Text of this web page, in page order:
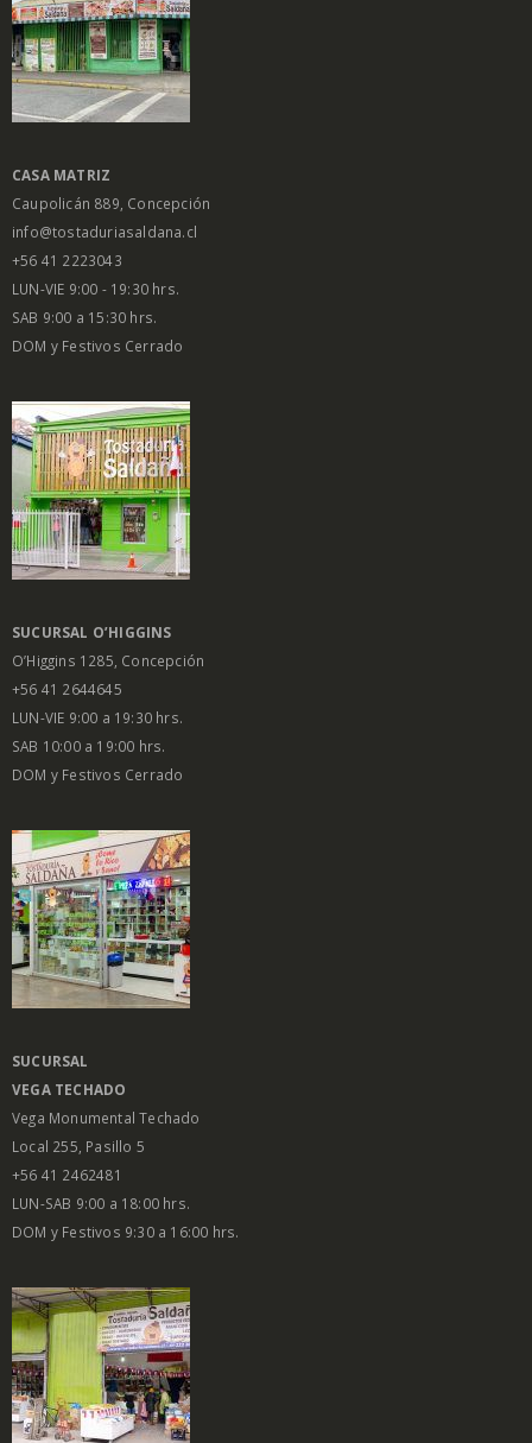
CASA MATRIZ
Caupolicán 889, Concepción
info@tostaduriasaldana.cl
+56 41 2223043
LUN-VIE 9:00 - 19:30 hrs.
SAB 9:00 a 15:30 hrs.
DOM y Festivos Cerrado
SUCURSAL O’HIGGINS
O’Higgins 1285, Concepción
+56 41 2644645
LUN-VIE 9:00 a 19:30 hrs.
SAB 10:00 a 19:00 hrs.
DOM y Festivos Cerrado
SUCURSAL
VEGA TECHADO
Vega Monumental Techado
Local 255, Pasillo 5
+56 41 2462481
LUN-SAB 9:00 a 18:00 hrs.
DOM y Festivos 9:30 a 16:00 hrs.